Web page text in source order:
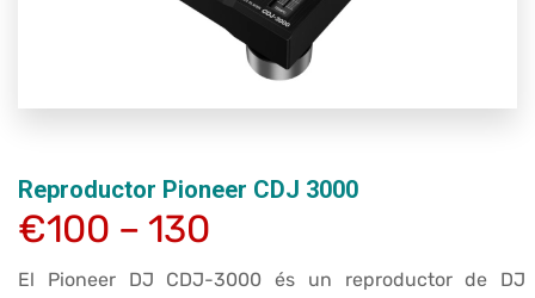
Reproductor Pioneer CDJ 3000
€100 – 130
El Pioneer DJ CDJ-3000 és un reproductor de DJ